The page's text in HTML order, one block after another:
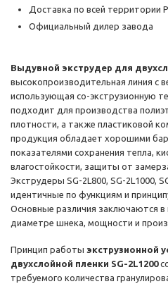
Доставка по всей территории
Официальный дилер завода
Выдувной экструдер для
высокопроизводительная линия с
использующая со-экструзионную
подходит для производства
плотности, а также пластиковой
продукция обладает хорошими
показателями сохранения тепла,
влагостойкости, защиты от
Экструдеры SG-2L800, SG-2L1000,
идентичные по функциям и
Основные различия заключаются
диаметре шнека, мощности и
Принцип работы экструзионной
двухслойной пленки SG-2L1200
требуемого количества